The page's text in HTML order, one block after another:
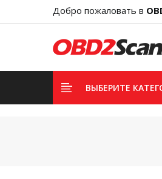
Добро пожаловать в
ВЫБЕРИТЕ